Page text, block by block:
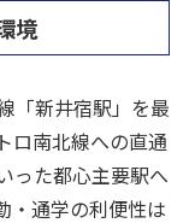
境
「新井宿駅」を最
ロ南北線への直通
った都心主要駅へ
・通学の利便性は